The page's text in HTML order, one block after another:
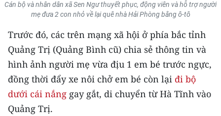
KIỂM CHỨNG THÔNG TIN
TRI THỨC CHUYÊN SÂU
54 DÂN TỘC VIỆT NAM
CHƯƠNG TRÌNH OCOP - MỖI XÃ
MỘT SẢN PHẨM
Cán bộ và nhân dân xã Sen Ngư thuyết phục, động viên và hỗ trợ người
mẹ đưa 2 con nhỏ về lại quê nhà Hải Phòng bằng ô-tô
Trước đó, các trên mạng xã hội ở phía bắc tỉnh
Quảng Trị (Quảng Bình cũ) chia sẻ thông tin và
hình ảnh người mẹ vừa địu 1 em bé trước ngực,
đồng thời đẩy xe nôi chở em bé còn lại đi bộ
dưới cái nắng gay gắt, di chuyển từ Hà Tĩnh vào
Quảng Trị.